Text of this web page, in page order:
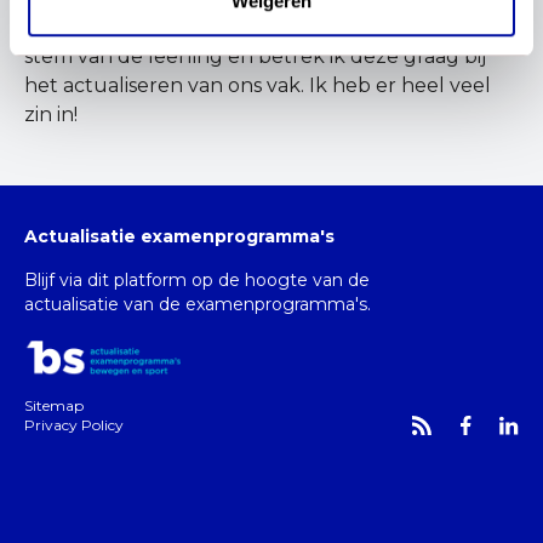
worden. Daarnaast ben ik heel benieuwd naar de
stem van de leerling en betrek ik deze graag bij
het actualiseren van ons vak. Ik heb er heel veel
zin in!
Actualisatie examenprogramma's
Blijf via dit platform op de hoogte van de
actualisatie van de examenprogramma's.
Sitemap
Privacy Policy